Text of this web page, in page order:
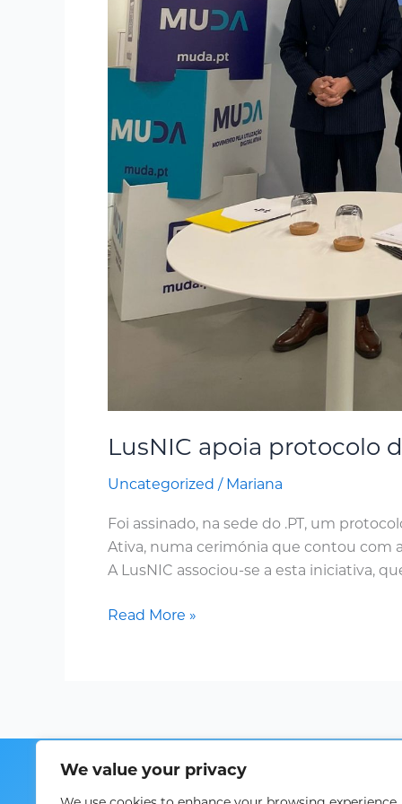
We value your privacy
LusNIC apoia protocolo
Uncategorized / Mariana
Foi assinado, na sede do .PT, um
Ativa, numa cerimónia que contou com
A LusNIC associou-se a esta iniciativa,
Read More »
Home